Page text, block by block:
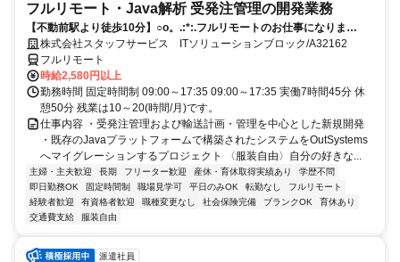
フルリモート・Java解析 受発注管理の開発業務
【不動前駅より徒歩10分】○o。.:*:.フルリモートのお仕事になりま
す.:*:.。o○ご応募お待ちしております！
株式会社スタッフサービス ITソリューションブロック/A32162
フルリモート
時給2,580円以上
勤務時間 固定時間制 09:00～17:35 09:00～17:35 実働7時間45分 休
憩50分 残業は10～20(時間/月)です。
仕事内容 ・受発注管理および輸送計画・管理を中心とした新規開発
・既存のJavaプラットフォームで構築されたシステムをOutSystems
へマイグレーションするプロジェクト 〈服装自由〉自分の好きな...
主婦・主夫歓迎 長期 フリーター歓迎 産休・育休取得実績あり
学歴不問
即日勤務OK
固定時間制 職場見学可 平日のみOK 転勤なし
フルリモート
経験者歓迎
有資格者歓迎 職種変更なし 社会保険完備 ブランクOK
育休あり
交通費支給
服装自由
派遣社員